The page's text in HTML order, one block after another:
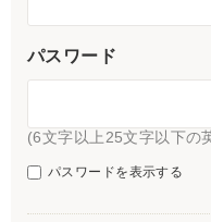
パスワード
(6文字以上25文字以下の
パスワードを表示する